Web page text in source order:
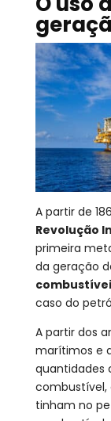
A partir de
Revolução
primeira
da geração
caso do
A partir dos
marítimos e
quantidades
combustível,
tinham no